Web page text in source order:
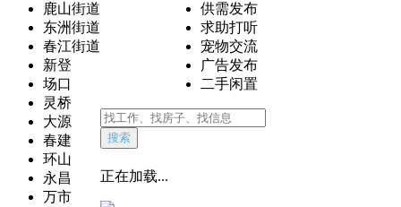
鹿山街道
东洲街道
春江街道
新登
场口
灵桥
大源
春建
环山
永昌
万市
供需发布
求助打听
宠物交流
广告发布
二手闲置
搜索
正在加载...